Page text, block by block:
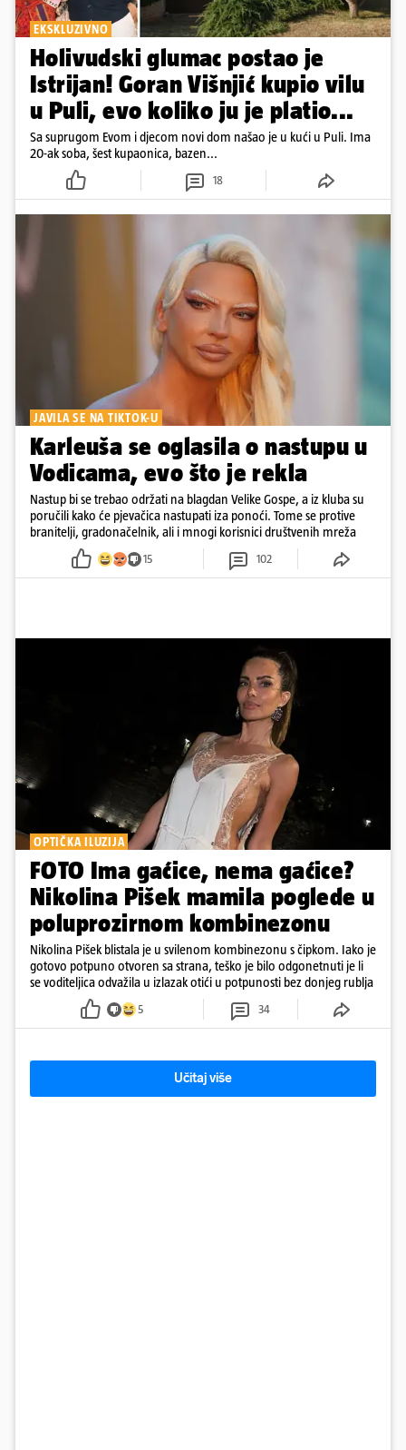
EKSKLUZIVNO
Holivudski glumac postao je
Istrijan! Goran Višnjić kupio vilu
u Puli, evo koliko ju je platio...
Sa suprugom Evom i djecom novi dom našao je u kući u Puli. Ima
20-ak soba, šest kupaonica, bazen...
18
JAVILA SE NA TIKTOK-U
Karleuša se oglasila o nastupu u
Vodicama, evo što je rekla
Nastup bi se trebao održati na blagdan Velike Gospe, a iz kluba su
poručili kako će pjevačica nastupati iza ponoći. Tome se protive
branitelji, gradonačelnik, ali i mnogi korisnici društvenih mreža
15 102
OPTIČKA ILUZIJA
FOTO Ima gaćice, nema gaćice?
Nikolina Pišek mamila poglede u
poluprozirnom kombinezonu
Nikolina Pišek blistala je u svilenom kombinezonu s čipkom. Iako je
gotovo potpuno otvoren sa strana, teško je bilo odgonetnuti je li
se voditeljica odvažila u izlazak otići u potpunosti bez donjeg rublja
5 34
Učitaj više